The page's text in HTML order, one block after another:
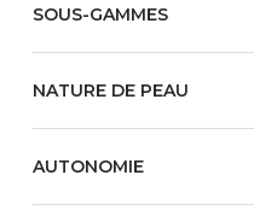
SOUS-GAMMES
NATURE DE PEAU
AUTONOMIE